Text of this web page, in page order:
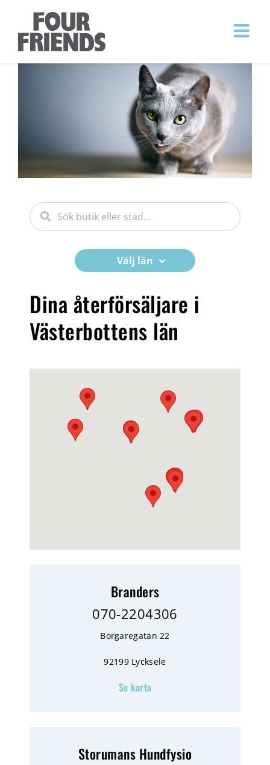
Välj län
Dina återförsäljare i
Västerbottens län
Branders
070-2204306
Borgaregatan 22
92199 Lycksele
Se karta
Storumans Hundfysio